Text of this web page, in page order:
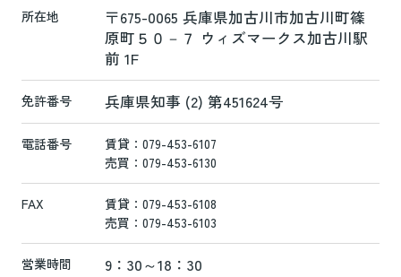
も対応済！
より見やすくなっております！
是非一度ご覧ください(^^♪
所在地
〒675-0065 兵庫県加古川市加古川町篠
原町５０－７ ウィズマークス加古川駅
前 1F
免許番号 兵庫県知事 (2) 第451624号
電話番号
賃貸：079-453-6107
売買：079-453-6130
FAX
賃貸：079-453-6108
売買：079-453-6103
営業時間 9：30～18：30